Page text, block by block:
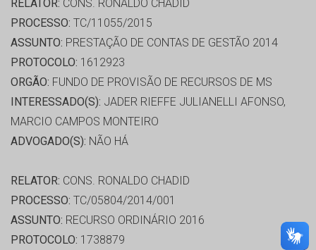
RELATOR: CONS. RONALDO CHADID
PROCESSO: TC/11055/2015
ASSUNTO: PRESTAÇÃO DE CONTAS DE GESTÃO 2014
PROTOCOLO: 1612923
ORGÃO: FUNDO DE PROVISÃO DE RECURSOS DE MS
INTERESSADO(S): JADER RIEFFE JULIANELLI AFONSO,
MARCIO CAMPOS MONTEIRO
ADVOGADO(S): NÃO HÁ
RELATOR: CONS. RONALDO CHADID
PROCESSO: TC/05804/2014/001
ASSUNTO: RECURSO ORDINÁRIO 2016
PROTOCOLO: 1738879